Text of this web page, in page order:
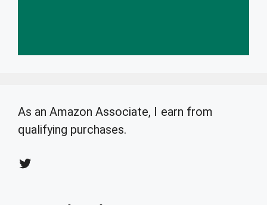
As an Amazon Associate, I earn from
qualifying purchases.
Twitter